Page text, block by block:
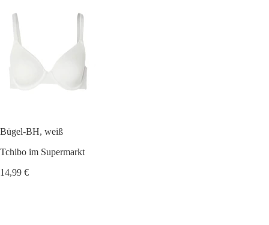
Bügel-BH, weiß
Tchibo im Supermarkt
14,99 €